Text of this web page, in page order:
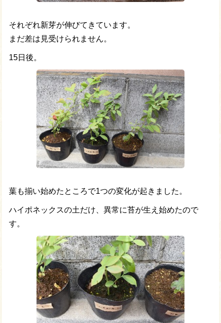
それぞれ新芽が伸びてきています。
まだ差は見受けられません。
15日後。
葉も揃い始めたところで1つの変化が起きました。
ハイポネックスの土だけ、異常に苔が生え始めたので
す。